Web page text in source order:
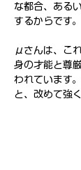
な都合、ある
するからです。
μさんは、こ
身の才能と尊
われています
と、改めて強